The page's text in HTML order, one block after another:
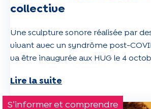
collective
Une sculpture sonore réalisée par
vivant avec un syndrôme post-
va être inaugurée aux HUG le 4
Lire la suite
S’informer et comprendre